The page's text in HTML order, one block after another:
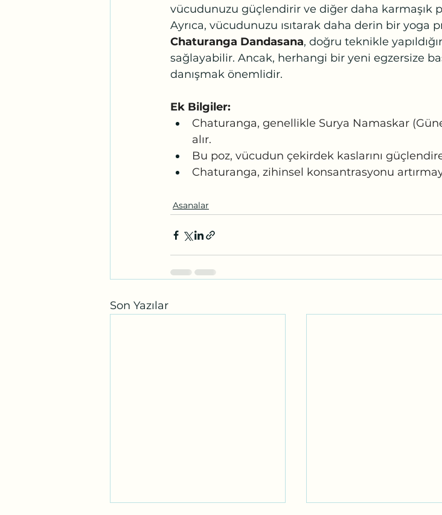
vücudunuzu güçlendirir ve diğer daha karmaşık
Ayrıca, vücudunuzu ısıtarak daha derin bir yoga
Chaturanga Dandasana, doğru teknikle
sağlayabilir. Ancak, herhangi bir yeni egzersize
danışmak önemlidir.
Ek Bilgiler:
Chaturanga, genellikle Surya Namaskar
alır.
Bu poz, vücudun çekirdek kaslarını
Chaturanga, zihinsel konsantrasyonu
Asanalar
Son Yazılar